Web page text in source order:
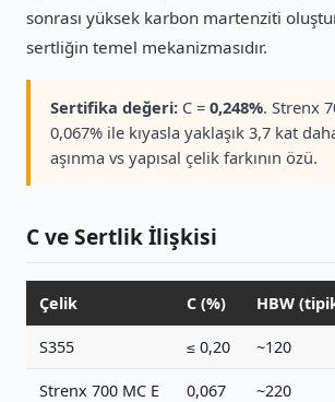
sonrası yüksek karbon martenziti
sertliğin temel mekanizmasıdır.
Sertifika değeri: C = 0,248%. Strenx
0,067% ile kıyasla yaklaşık 3,7 kat
aşınma vs yapısal çelik farkının özü.
C ve Sertlik İlişkisi
Çelik C (%) HBW
S355 ≤ 0,20 ~120
Strenx 700 MC E 0,067 ~220